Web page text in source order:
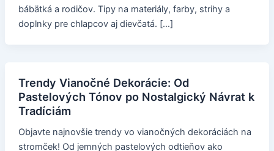
bábätká a rodičov. Tipy na materiály, farby, strihy a
doplnky pre chlapcov aj dievčatá. […]
Trendy Vianočné Dekorácie: Od
Pastelových Tónov po Nostalgický Návrat k
Tradíciám
Objavte najnovšie trendy vo vianočných dekoráciách na
stromček! Od jemných pastelových odtieňov ako